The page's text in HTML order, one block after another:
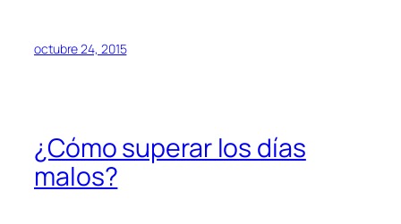
octubre 24, 2015
¿Cómo superar los días
malos?